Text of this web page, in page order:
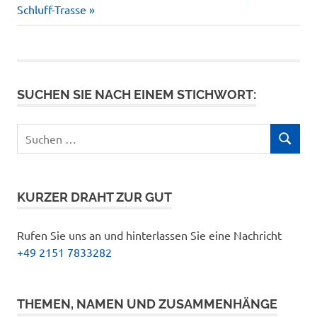
Beitrag:
Schluff-Trasse
SUCHEN SIE NACH EINEM STICHWORT:
nach:
SUCHEN
KURZER DRAHT ZUR GUT
Rufen Sie uns an und hinterlassen Sie eine Nachricht
+49 2151 7833282
THEMEN, NAMEN UND ZUSAMMENHÄNGE